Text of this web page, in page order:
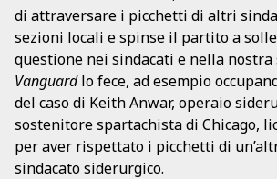
di attraversare i picchetti di altri
sezioni locali e spinse il partito a
questione nei sindacati e nella nostra
Vanguardlo fece, ad esempio
del caso di Keith Anwar, operaio
sostenitore spartachista di Chicago,
per aver rispettato i picchetti di
sindacato siderurgico.